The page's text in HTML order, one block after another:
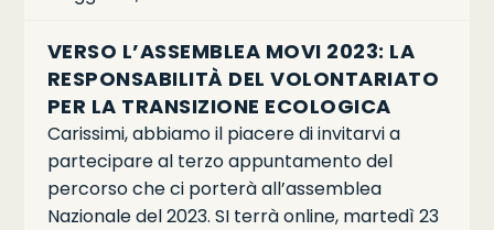
VERSO L’ASSEMBLEA MOVI 2023: LA
RESPONSABILITÀ DEL VOLONTARIATO
PER LA TRANSIZIONE ECOLOGICA
Carissimi, abbiamo il piacere di invitarvi a
partecipare al terzo appuntamento del
percorso che ci porterà all’assemblea
Nazionale del 2023. SI terrà online, martedì 23